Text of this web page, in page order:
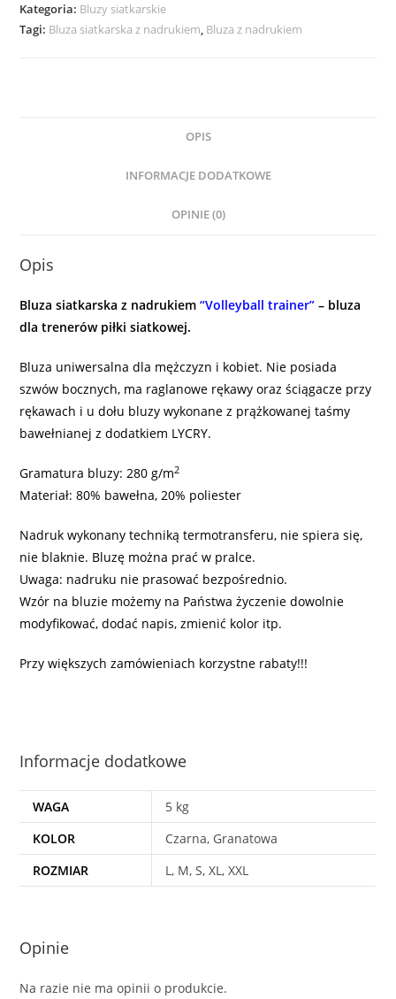
Kategoria: Bluzy siatkarskie
Tagi: Bluza siatkarska z nadrukiem, Bluza z nadrukiem
OPIS
INFORMACJE DODATKOWE
OPINIE (0)
Opis
Bluza siatkarska z nadrukiem “Volleyball trainer” – bluza
dla trenerów piłki siatkowej.
Bluza uniwersalna dla mężczyzn i kobiet. Nie posiada
szwów bocznych, ma raglanowe rękawy oraz ściągacze przy
rękawach i u dołu bluzy wykonane z prążkowanej taśmy
bawełnianej z dodatkiem LYCRY.
Gramatura bluzy: 280 g/m2
Materiał: 80% bawełna, 20% poliester
Nadruk wykonany techniką termotransferu, nie spiera się,
nie blaknie. Bluzę można prać w pralce.
Uwaga: nadruku nie prasować bezpośrednio.
Wzór na bluzie możemy na Państwa życzenie dowolnie
modyfikować, dodać napis, zmienić kolor itp.
Przy większych zamówieniach korzystne rabaty!!!
Informacje dodatkowe
WAGA
5 kg
KOLOR
Czarna, Granatowa
ROZMIAR
L, M, S, XL, XXL
Opinie
Na razie nie ma opinii o produkcie.